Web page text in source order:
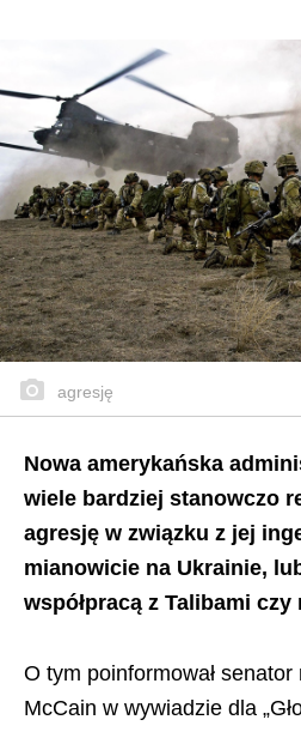
agresję
Nowa amerykańska
wiele bardziej stanowczo
agresję w związku z jej
mianowicie na Ukrainie,
współpracą z Talibami
O tym poinformował
McCain w wywiadzie dla